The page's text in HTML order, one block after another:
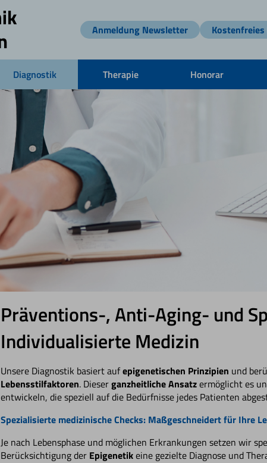
Anmeldung Newsletter
Diagnostik Therapie Honorar
Präventions-, Anti-Aging- und
Individualisierte Medizin
Unsere Diagnostik basiert aufepigenetischen Prinzipien und
Lebensstilfaktoren. Dieserganzheitliche Ansatzermöglicht es
entwickeln, die speziell auf die Bedürfnisse jedes Patienten
Spezialisierte medizinische Checks: Maßgeschneidert für Ihre
Je nach Lebensphase und möglichen Erkrankungen setzen wir
Berücksichtigung der Epigenetikeine gezielte Diagnose und